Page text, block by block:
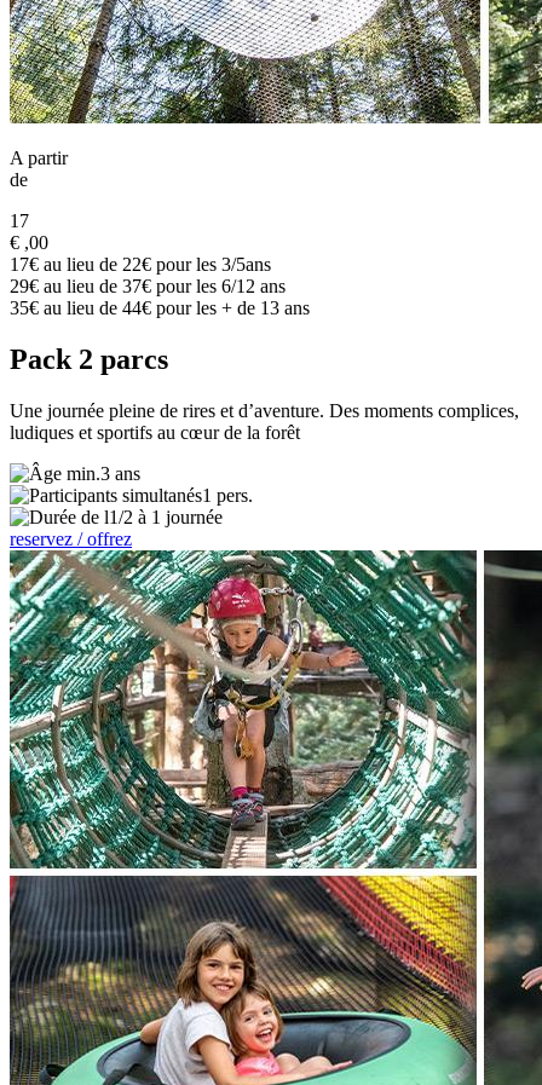
A partir
de
17
€ ,00
17€ au lieu de 22€ pour les 3/5ans
29€ au lieu de 37€ pour les 6/12 ans
35€ au lieu de 44€ pour les + de 13 ans
Pack 2 parcs
Une journée pleine de rires et d’aventure. Des moments complices,
ludiques et sportifs au cœur de la forêt
3 ans
1 pers.
1/2 à 1 journée
reservez / offrez